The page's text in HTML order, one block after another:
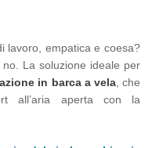
lavoro, empatica e coesa?
La soluzione ideale per
in barca a vela, che
all’aria aperta con la